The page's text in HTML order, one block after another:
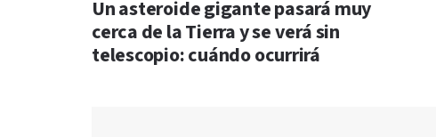
Un asteroide gigante pasará muy
cerca de la Tierra y se verá sin
telescopio: cuándo ocurrirá